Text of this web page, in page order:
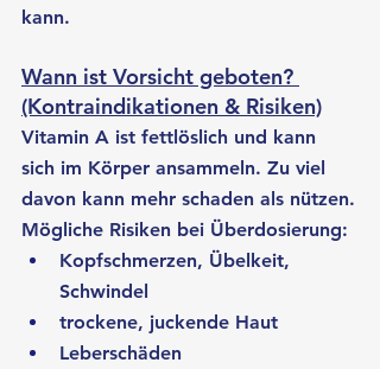
kann.
Wann ist Vorsicht geboten?
(Kontraindikationen & Risiken)
Vitamin A ist fettlöslich und kann
sich im Körper ansammeln. Zu viel
davon kann mehr schaden als nützen.
Mögliche Risiken bei Überdosierung:
Kopfschmerzen, Übelkeit,
Schwindel
trockene, juckende Haut
Leberschäden